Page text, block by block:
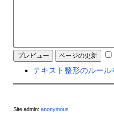
テキスト整形のルール
Site admin: anonymous